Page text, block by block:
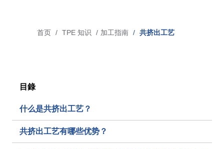
工业应用
新闻
面
首页 TPE 知识 加工指南 共挤出工艺
目錄
什么是共挤出工艺？
共挤出工艺有哪些优势？